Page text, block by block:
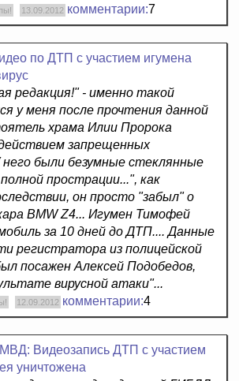
13.09.2012 комментарии:7
по ДТП с участием игумена
редакция!" - именно такой
у меня после прочтения данной
храма Илии Пророка
запрещенных
были безумные стеклянные
прострации...", как
он просто "забыл" о
BMW Z4... Игумен Тимофей
за 10 дней до ДТП.... Данные
регистратора из полицейской
посажен Алексей Подобедов,
вирусной атаки"...
12.09.2012 комментарии:4
МВД: Видеозапись ДТП с участием
уничтожена